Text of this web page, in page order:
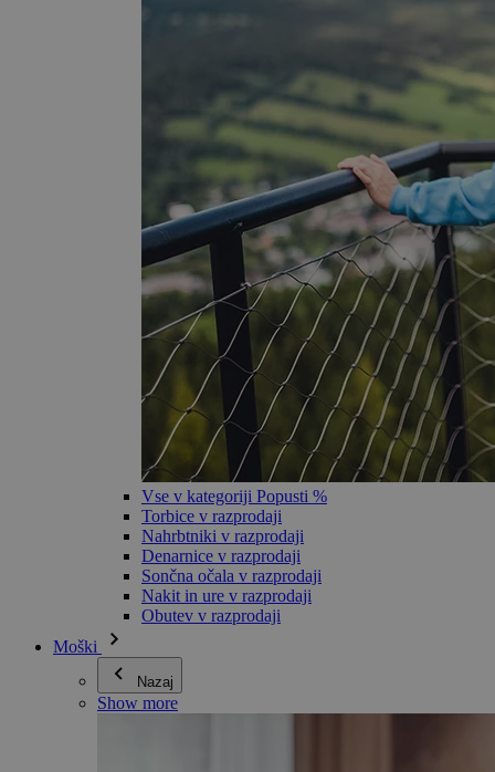
Vse v kategoriji Popusti %
Torbice v razprodaji
Nahrbtniki v razprodaji
Denarnice v razprodaji
Sončna očala v razprodaji
Nakit in ure v razprodaji
Obutev v razprodaji
Moški
Nazaj
Show more